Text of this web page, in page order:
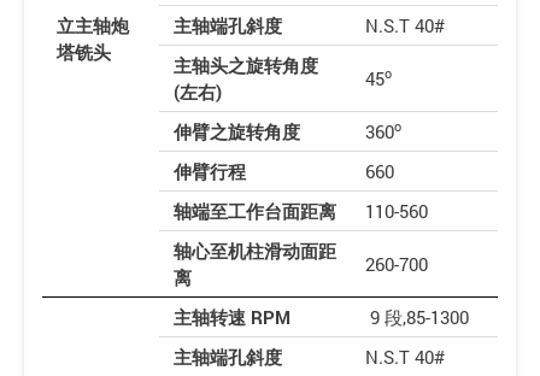
立主轴炮
塔铣头
主轴端孔斜度
N.S.T 40#
主轴头之旋转角度
(左右)
45o
伸臂之旋转角度 360o
伸臂行程
660
轴端至工作台面距离
110-560
轴心至机柱滑动面距
离
260-700
主轴转速 RPM
9 段,85-1300
主轴端孔斜度
N.S.T 40#